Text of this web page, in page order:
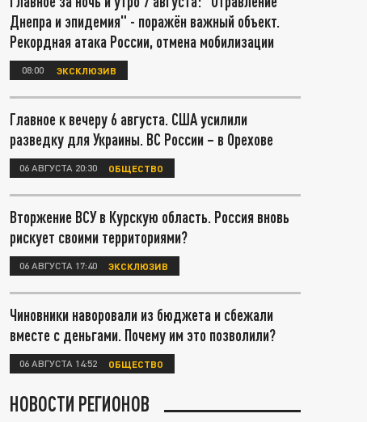
Днепра и эпидемия" - поражён важный объект.
Рекордная атака России, отмена мобилизации
08:00 ЭКСКЛЮЗИВ
Главное к вечеру 6 августа. США усилили
разведку для Украины. ВС России – в Орехове
06 АВГУСТА 20:30 ОБЩЕСТВО
Вторжение ВСУ в Курскую область. Россия вновь
рискует своими территориями?
06 АВГУСТА 17:40 ЭКСКЛЮЗИВ
Чиновники наворовали из бюджета и сбежали
вместе с деньгами. Почему им это позволили?
06 АВГУСТА 14:52 ОБЩЕСТВО
НОВОСТИ РЕГИОНОВ